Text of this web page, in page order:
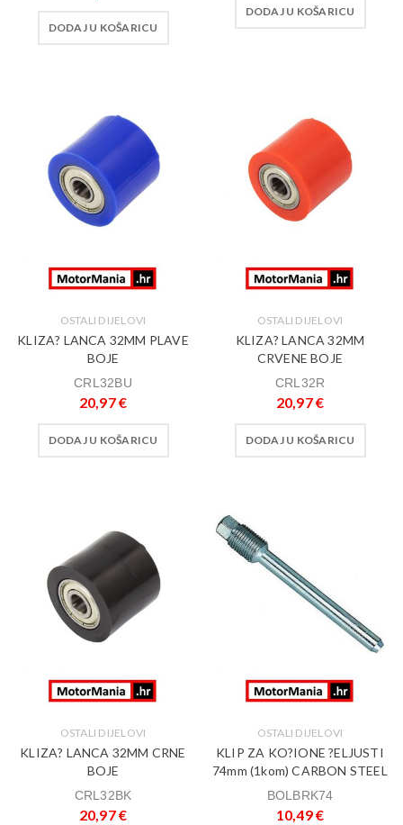
DODAJ U KOŠARICU
DODAJ U KOŠARICU
OSTALI DIJELOVI
KLIZA? LANCA 32MM PLAVE
BOJE
CRL32BU
20,97€
DODAJ U KOŠARICU
OSTALI DIJELOVI
KLIZA? LANCA 32MM
CRVENE BOJE
CRL32R
20,97€
DODAJ U KOŠARICU
OSTALI DIJELOVI
KLIZA? LANCA 32MM CRNE
BOJE
CRL32BK
20,97€
OSTALI DIJELOVI
KLIP ZA KO?IONE ?ELJUSTI
74mm (1kom) CARBON STEEL
BOLBRK74
10,49€